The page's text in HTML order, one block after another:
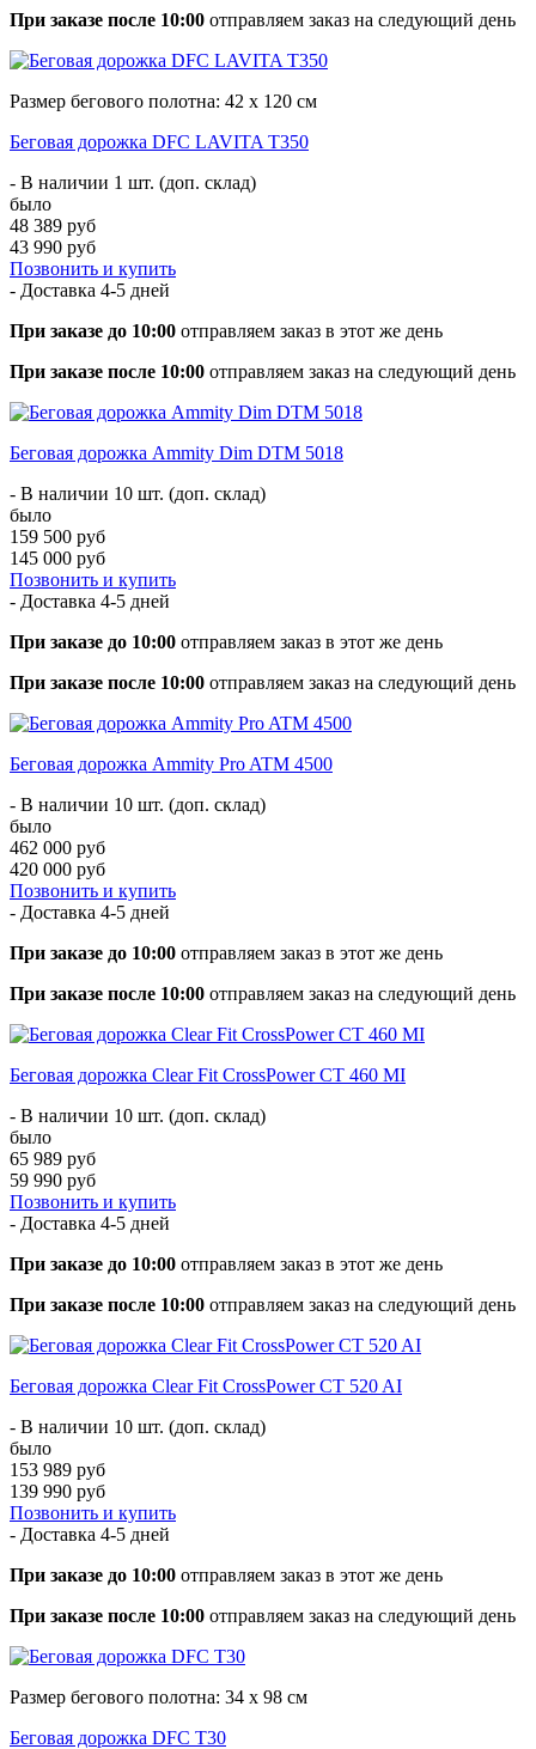
При заказе после 10:00 отправляем заказ на следующий день
Размер бегового полотна: 42 х 120 см
Беговая дорожка DFC LAVITA T350
- В наличии 1 шт. (доп. склад)
было
48 389 руб
43 990 руб
Позвонить и купить
- Доставка 4-5 дней
При заказе до 10:00 отправляем заказ в этот же день
При заказе после 10:00 отправляем заказ на следующий день
Беговая дорожка Ammity Dim DTM 5018
- В наличии 10 шт. (доп. склад)
было
159 500 руб
145 000 руб
Позвонить и купить
- Доставка 4-5 дней
При заказе до 10:00 отправляем заказ в этот же день
При заказе после 10:00 отправляем заказ на следующий день
Беговая дорожка Ammity Pro ATM 4500
- В наличии 10 шт. (доп. склад)
было
462 000 руб
420 000 руб
Позвонить и купить
- Доставка 4-5 дней
При заказе до 10:00 отправляем заказ в этот же день
При заказе после 10:00 отправляем заказ на следующий день
Беговая дорожка Clear Fit CrossPower CT 460 MI
- В наличии 10 шт. (доп. склад)
было
65 989 руб
59 990 руб
Позвонить и купить
- Доставка 4-5 дней
При заказе до 10:00 отправляем заказ в этот же день
При заказе после 10:00 отправляем заказ на следующий день
Беговая дорожка Clear Fit CrossPower CT 520 AI
- В наличии 10 шт. (доп. склад)
было
153 989 руб
139 990 руб
Позвонить и купить
- Доставка 4-5 дней
При заказе до 10:00 отправляем заказ в этот же день
При заказе после 10:00 отправляем заказ на следующий день
Размер бегового полотна: 34 х 98 см
Беговая дорожка DFC T30